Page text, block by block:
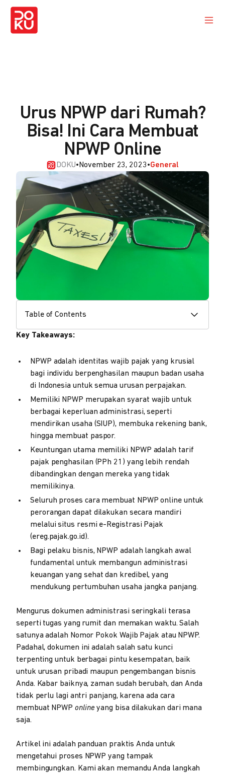
Urus NPWP dari Rumah?
Bisa! Ini Cara Membuat
NPWP Online
DOKU• November 23, 2023•General
Table of Contents
Key Takeaways:
NPWP adalah identitas wajib pajak yang krusial
bagi individu berpenghasilan maupun badan usaha
di Indonesia untuk semua urusan perpajakan.
Memiliki NPWP merupakan syarat wajib untuk
berbagai keperluan administrasi, seperti
mendirikan usaha (SIUP), membuka rekening bank,
hingga membuat paspor.
Keuntungan utama memiliki NPWP adalah tarif
pajak penghasilan (PPh 21) yang lebih rendah
dibandingkan dengan mereka yang tidak
memilikinya.
Seluruh proses cara membuat NPWP online untuk
perorangan dapat dilakukan secara mandiri
melalui situs resmi e-Registrasi Pajak
(ereg.pajak.go.id).
Bagi pelaku bisnis, NPWP adalah langkah awal
fundamental untuk membangun administrasi
keuangan yang sehat dan kredibel, yang
mendukung pertumbuhan usaha jangka panjang.
Mengurus dokumen administrasi seringkali terasa
seperti tugas yang rumit dan memakan waktu. Salah
satunya adalah Nomor Pokok Wajib Pajak atau NPWP.
Padahal, dokumen ini adalah salah satu kunci
terpenting untuk berbagai pintu kesempatan, baik
untuk urusan pribadi maupun pengembangan bisnis
Anda. Kabar baiknya, zaman sudah berubah, dan Anda
tidak perlu lagi antri panjang, karena ada cara
membuat NPWP onlineyang bisa dilakukan dari mana
saja.
Artikel ini adalah panduan praktis Anda untuk
mengetahui proses NPWP yang tampak
membingungkan. Kami akan memandu Anda langkah